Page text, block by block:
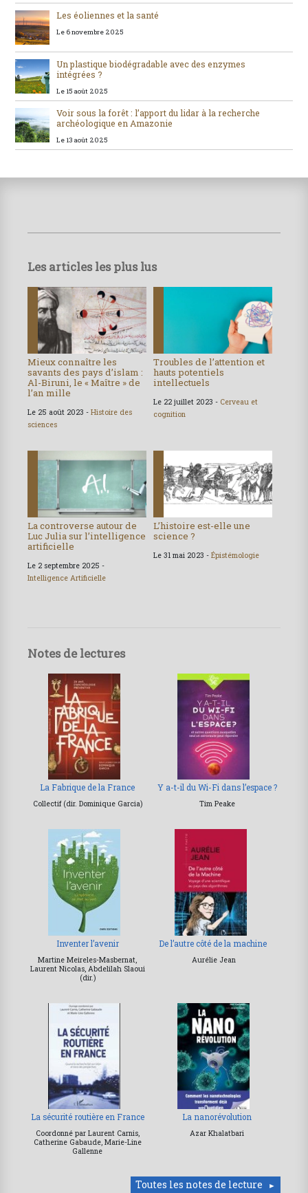
Les éoliennes et la santé
Le 6 novembre 2025
Un plastique biodégradable avec des enzymes
intégrées ?
Le 15 août 2025
Voir sous la forêt : l’apport du lidar à la recherche
archéologique en Amazonie
Le 13 août 2025
Les articles les plus lus
Mieux connaître les
savants des pays d’islam :
Al-Biruni, le « Maître » de
l’an mille
Le 25 août 2023 - Histoire des
sciences
Troubles de l’attention et
hauts potentiels
intellectuels
Le 22 juillet 2023 - Cerveau et
cognition
La controverse autour de
Luc Julia sur l’intelligence
artificielle
Le 2 septembre 2025 -
Intelligence Artificielle
L’histoire est-elle une
science ?
Le 31 mai 2023 - Épistémologie
Notes de lectures
La Fabrique de la France
Collectif (dir. Dominique Garcia)
Y a-t-il du Wi-Fi dans l’espace ?
Tim Peake
Inventer l’avenir
Martine Meireles-Masbernat,
Laurent Nicolas, Abdelilah Slaoui
(dir.)
De l’autre côté de la machine
Aurélie Jean
La sécurité routière en France
Coordonné par Laurent Carnis,
Catherine Gabaude, Marie-Line
Gallenne
La nanorévolution
Azar Khalatbari
Toutes les notes de lecture